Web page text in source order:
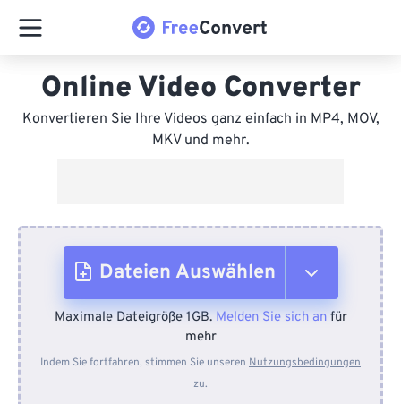
Online Video Converter
Konvertieren Sie Ihre Videos ganz einfach in MP4, MOV,
MKV und mehr.
Dateien Auswählen
Vom Gerät
Von Dropbox
Maximale Dateigröße 1GB.Melden Sie sich anfür
mehr
Indem Sie fortfahren, stimmen Sie unseren Nutzungsbedingungen
zu.